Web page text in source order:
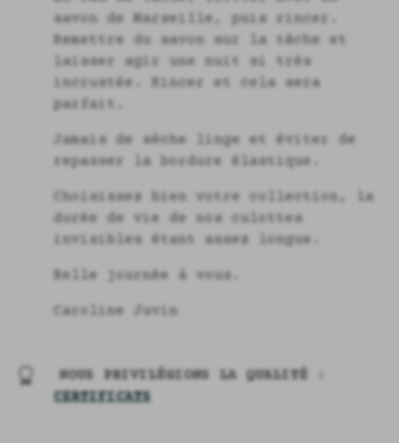
savon de Marseille, puis rincer.
Remettre du savon sur la tâche et
laisser agir une nuit si très
incrustée. Rincer et cela sera
parfait.
Jamais de sèche linge et éviter de
repasser la bordure élastique.
Choisissez bien votre collection, la
durée de vie de nos culottes
invisibles étant assez longue.
Belle journée à vous.
Caroline Juvin
NOUS PRIVILÉGIONS LA QUALITÉ :
CERTIFICATS